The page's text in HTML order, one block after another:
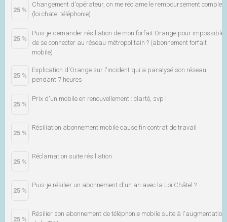
25 %
Changement d'opérateur, on me réclame le remboursement complet
(loi chatel téléphonie)
25 %
Puis-je demander résiliation de mon forfait Orange pour impossible
de se connecter au réseau métropolitain ? (abonnement forfait
mobile)
25 %
Explication d'Orange sur l'incident qui a paralysé son réseau
pendant 7 heures
25 %
Prix d'un mobile en renouvellement : clarté, svp !
25 %
Résiliation abonnement mobile cause fin contrat de travail
25 %
Réclamation suite résiliation
25 %
Puis-je résilier un abonnement d'un an avec la Loi Châtel ?
25 %
Résilier son abonnement de téléphonie mobile suite à l'augmentation